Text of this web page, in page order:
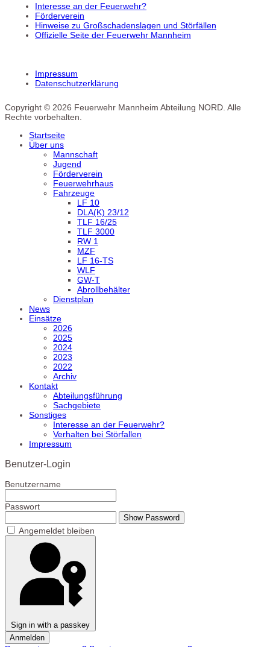
Interesse an der Feuerwehr?
Förderverein
Hinweise zu Großschadenslagen und Störfällen
Offizielle Seite der Feuerwehr Mannheim
Impressum
Datenschutzerklärung
Copyright © 2026 Feuerwehr Mannheim Abteilung NORD. Alle
Rechte vorbehalten.
Startseite
Über uns
Mannschaft
Jugend
Förderverein
Feuerwehrhaus
Fahrzeuge
LF 10
DLA(K) 23/12
TLF 16/25
TLF 3000
RW 1
MZF
LF 16-TS
WLF
GW-T
Abrollbehälter
Dienstplan
News
Einsätze
2026
2025
2024
2023
2022
Archiv
Kontakt
Abteilungsführung
Sachgebiete
Sonstiges
Interesse an der Feuerwehr?
Verhalten bei Störfallen
Impressum
Benutzer-Login
Benutzername
Passwort
Show Password
Angemeldet bleiben
Sign in with a passkey
Anmelden